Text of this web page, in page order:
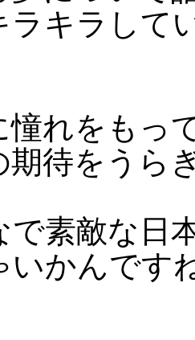
キラして
憧れをもっ
期待をうら
で素敵な日
いかんです